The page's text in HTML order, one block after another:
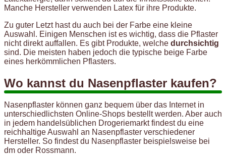
Manche Hersteller verwenden Latex für ihre Produkte.
Zu guter Letzt hast du auch bei der Farbe eine kleine
Auswahl. Einigen Menschen ist es wichtig, dass die Pflaster
nicht direkt auffallen. Es gibt Produkte, welche durchsichtig
sind. Die meisten haben jedoch die typische beige Farbe
eines herkömmlichen Pflasters.
Wo kannst du Nasenpflaster kaufen?
Nasenpflaster können ganz bequem über das Internet in
unterschiedlichsten Online-Shops bestellt werden. Aber auch
in jedem handelsüblichen Drogeriemarkt findest du eine
reichhaltige Auswahl an Nasenpflaster verschiedener
Hersteller. So findest du Nasenpflaster beispielsweise bei
dm oder Rossmann.